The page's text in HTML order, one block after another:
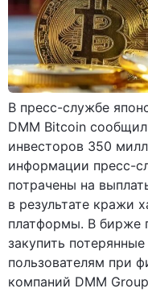
В пресс-службе
DMM Bitcoin
инвесторов 350
информации пресс-
потрачены на
в результате кражи
платформы. В бирже
закупить
пользователям при
компаний DMM